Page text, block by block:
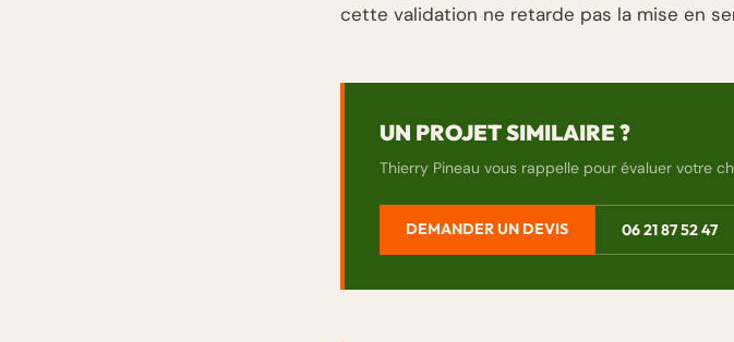
cette validation ne retarde pas la mise en
UN PROJET SIMILAIRE ?
Thierry Pineau vous rappelle pour évaluer votre
DEMANDER UN DEVIS 06 21 87 52 47